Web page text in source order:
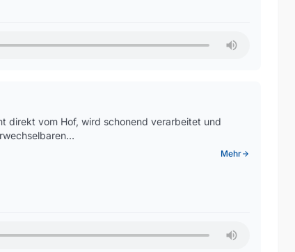
direkt vom Hof, wird schonend verarbeitet und
Mehrarrow_forward